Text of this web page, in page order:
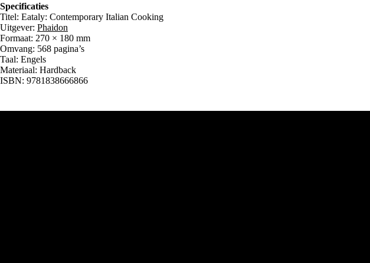
Specificaties
Titel: Eataly: Contemporary Italian Cooking
Uitgever: Phaidon
Formaat: 270 × 180 mm
Omvang: 568 pagina’s
Taal: Engels
Materiaal: Hardback
ISBN: 9781838666866